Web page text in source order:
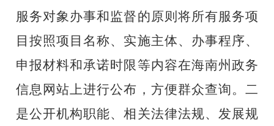
服务对象办事和监督的原则将所有服务项
目按照项目名称、实施主体、办事程序、
申报材料和承诺时限等内容在海南州政务
信息网站上进行公布，方便群众查询。二
是公开机构职能、相关法律法规、发展规